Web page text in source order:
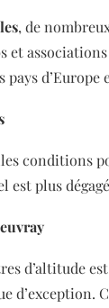
, de
et
d’Europe
conditions
est plus
d’altitude
d’exception.